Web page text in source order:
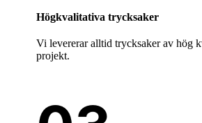
Högkvalitativa trycksaker
Vi levererar alltid trycksaker av hög
projekt.